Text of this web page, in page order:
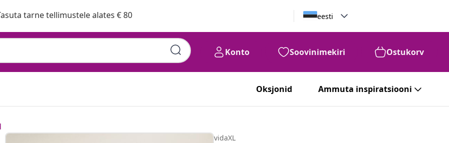
tarne tellimustele alates € 80 eesti
Konto Soovinimekiri Ostukorv
Oksjonid Ammuta inspiratsiooni
vidaXL